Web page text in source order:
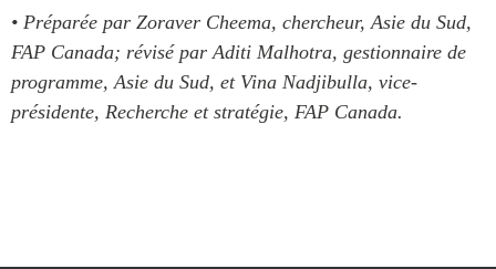
• Préparée par Zoraver Cheema, chercheur, Asie du Sud,
FAP Canada; révisé par Aditi Malhotra, gestionnaire de
programme, Asie du Sud, et Vina Nadjibulla, vice-
présidente, Recherche et stratégie, FAP Canada.